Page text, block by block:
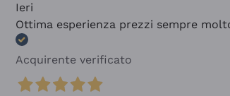
Ieri
Ottima esperienza prezzi sempre
Acquirente verificato